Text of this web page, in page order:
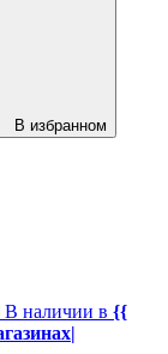
В избранном
В наличии в {{